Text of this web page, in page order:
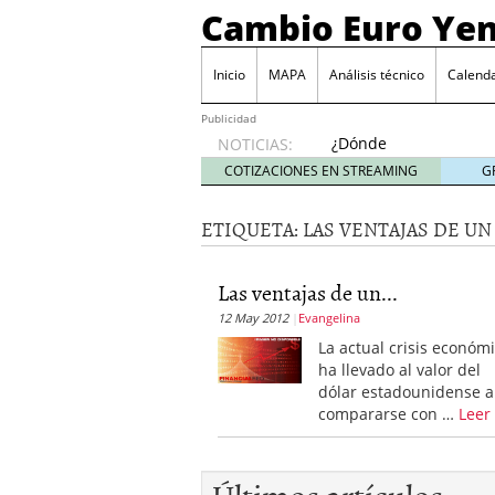
Cambio Euro
Inicio MAPA Análisis técnico
Publicidad
NOTICIAS:
¿Dónde
invertir
en
octubre
31, 2024
¿Cuál es el salario
El declive continuado
septiembre 26, 2023
El enigma del aceite de
extranjero? septiembre
COTIZACIONES EN STREAMING
ETIQUETA: LAS VENTAJAS DE
Las ventajas de un...
12 May 2012 Evangelina
La actual crisis
ha llevado al valor del
dólar estadounidense a
compararse con … Leer